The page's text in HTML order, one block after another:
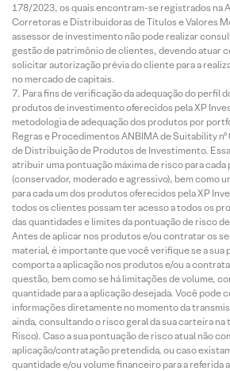
178/2023, os quais encontram-se registrados na
Corretoras e Distribuidoras de Títulos e Valores
assessor de investimento não pode realizar
gestão de patrimônio de clientes, devendo atuar
solicitar autorização prévia do cliente para a
no mercado de capitais.
Para fins de verificação da adequação do perfil
produtos de investimento oferecidos pela XP
metodologia de adequação dos produtos por
Regras e Procedimentos ANBIMA de Suitability nº
de Distribuição de Produtos de Investimento.
atribuir uma pontuação máxima de risco para
(conservador, moderado e agressivo), bem como
para cada um dos produtos oferecidos pela XP
todos os clientes possam ter acesso a todos os
das quantidades e limites da pontuação de risco
Antes de aplicar nos produtos e/ou contratar os
material, é importante que você verifique se a sua
comporta a aplicação nos produtos e/ou a
questão, bem como se há limitações de volume,
quantidade para a aplicação desejada. Você pode
informações diretamente no momento da
ainda, consultando o risco geral da sua carteira na
Risco). Caso a sua pontuação de risco atual não
aplicação/contratação pretendida, ou caso
quantidade e/ou volume financeiro para a